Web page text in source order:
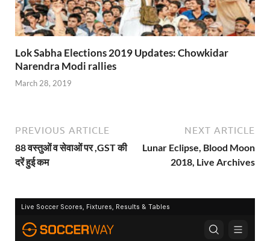
Lok Sabha Elections 2019 Updates: Chowkidar
Narendra Modi rallies
March 28, 2019
PREVIOUS ARTICLE
88 वस्तुओं व सेवाओं पर ,GST की
दरें हुई कम
NEXT ARTICLE
Lunar Eclipse, Blood Moon
2018, Live Archives